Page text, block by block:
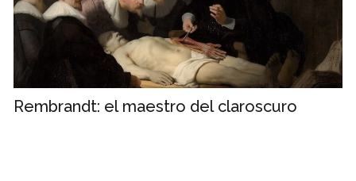
Rembrandt: el maestro del claroscuro